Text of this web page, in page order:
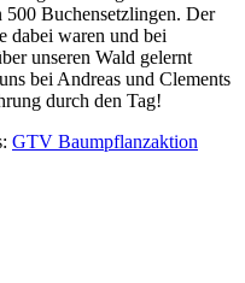
Buchensetzlingen. Der
dabei waren und bei
unseren Wald gelernt
bei Andreas und Clements
durch den Tag!
GTV Baumpflanzaktion